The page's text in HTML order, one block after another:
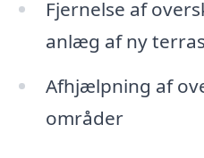
Fjernelse af
anlæg af ny
Afhjælpning af
områder